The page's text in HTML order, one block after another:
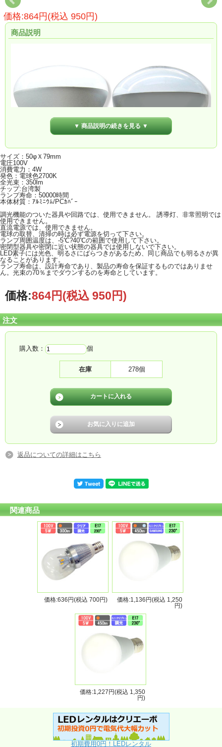
価格:864円(税込 950円)
商品説明
ミニレフ電球４０Ｗ?６０Ｗ，をそのまま取替て点灯します。
▼ 商品説明の続きを見る ▼
サイズ：50φＸ79mm
電圧100V
消費電力：4W
発色：電球色2700K
全光束：350lm
チップ:台湾製
ランプ寿命：50000時間
本体材質：ｱﾙﾐﾆｳﾑ/PCｶﾊﾞｰ
調光機能のついた器具や回路では、使用できません。 誘導灯、非常照明では
使用できません。
直流電源では、使用できません。
電球の取替、清掃の時は必ず電源を切って下さい。
ランプ周囲温度は、-5℃?40℃の範囲で使用して下さい。
密閉型器具や密閉に近い状態の器具では使用しないで下さい。
LED素子には光色、明るさにばらつきがあるため、同じ商品でも明るさが異
なることがあります。
ランプ寿命は、設計寿命であり、製品の寿命を保証するものではありませ
ん。光束の70％までダウンするのを寿命としています。
価格:864円(税込 950円)
注文
購入数： 個
在庫 278個
返品についての詳細はこちら
関連商品
価格:636円(税込 700円)
価格:1,136円(税込 1,250
円)
価格:1,227円(税込 1,350
円)
初期費用0円！LEDレンタル